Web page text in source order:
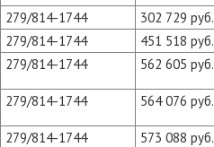
279/814-1744 302 729 руб.
279/814-1744 451 518 руб.
279/814-1744 562 605 руб.
279/814-1744 564 076 руб.
279/814-1744 573 088 руб.